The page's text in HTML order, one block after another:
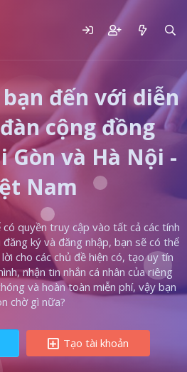
đến với diễn
cộng đồng
Gòn và Hà Nội -
Nam
quyền truy cập vào tất cả các tính
đăng ký và đăng nhập, bạn sẽ có thể
cho các chủ đề hiện có, tạo uy tín
nhận tin nhắn cá nhân của riêng
và hoàn toàn miễn phí, vậy bạn
chờ gì nữa?
Tạo tài khoản